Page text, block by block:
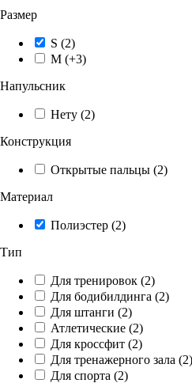
Размер
S (2)
M (+3)
Напульсник
Нету (2)
Конструкция
Открытые пальцы (2)
Материал
Полиэстер (2)
Тип
Для тренировок (2)
Для бодибилдинга (2)
Для штанги (2)
Атлетические (2)
Для кроссфит (2)
Для тренажерного зала (2)
Для спорта (2)